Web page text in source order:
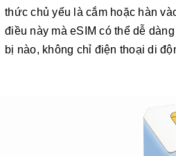
thức chủ yếu là cắm hoặc hàn
điều này mà eSIM có thể dễ
bị nào, không chỉ điện thoại di